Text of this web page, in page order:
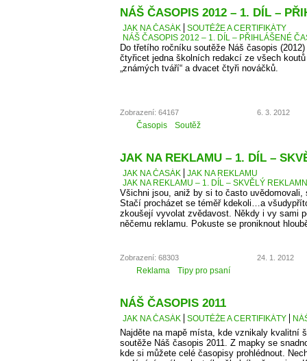
NÁŠ ČASOPIS 2012 – 1. DÍL –
JAK NA ČASÁK
SOUTĚŽE A CERTIFIKÁTY
NÁŠ ČASOPIS 2012 – 1. DÍL – PŘIHLÁŠENÉ
Do třetího ročníku soutěže Náš časopis
čtyřicet jedna školních redakcí ze všech
„známých tváří“ a dvacet čtyři nováčků.
Zobrazení: 64167 6. 3. 2012
Časopis Soutěž
JAK NA REKLAMU – 1. DÍL –
JAK NA ČASÁK
JAK NA REKLAMU
JAK NA REKLAMU – 1. DÍL – SKVĚLÝ
Všichni jsou, aniž by si to často
Stačí procházet se téměř kdekoli…a
zkoušejí vyvolat zvědavost. Někdy i vy sami
něčemu reklamu. Pokuste se proniknout
Zobrazení: 68303 24. 1. 2012
Reklama Tipy pro psaní
NÁŠ ČASOPIS 2011
JAK NA ČASÁK SOUTĚŽE A CERTIFIKÁTY
Najděte na mapě místa, kde vznikaly kvalitní
soutěže Náš časopis 2011. Z mapky se
kde si můžete celé časopisy prohlédnout.